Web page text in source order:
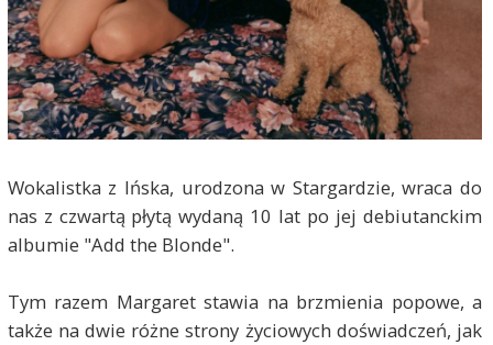
Wokalistka z Ińska, urodzona w Stargardzie, wraca do
nas z czwartą płytą wydaną 10 lat po jej debiutanckim
albumie "Add the Blonde".
Tym razem Margaret stawia na brzmienia popowe, a
także na dwie różne strony życiowych doświadczeń, jak